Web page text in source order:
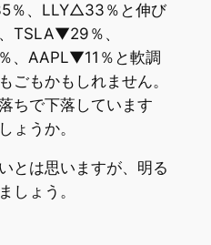
％、LLY△33％と伸び
TSLA▼29％、
、AAPL▼11％と軟調
ごもかもしれません。
ちで下落しています
ょうか。
とは思いますが、明る
しょう。